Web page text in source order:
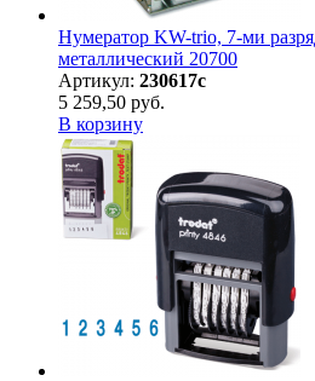
Нумератор KW-trio, 7-ми
металлический 20700
Артикул: 230617с
5 259,50 руб.
В корзину